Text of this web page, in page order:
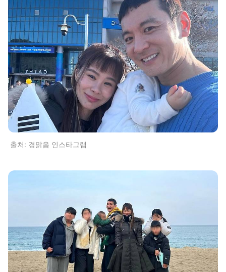
출처: 경맑음 인스타그램